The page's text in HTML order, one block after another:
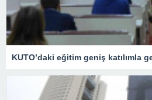
KUTO’daki eğitim geniş katılımla